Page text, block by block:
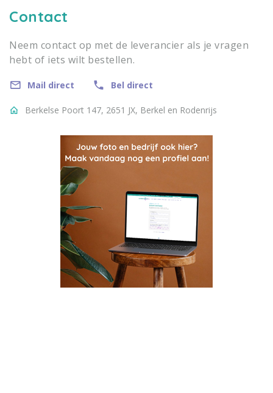
Contact
Neem contact op met de leverancier als je vragen
hebt of iets wilt bestellen.
Mail direct Bel direct
Berkelse Poort 147, 2651 JX, Berkel en Rodenrijs